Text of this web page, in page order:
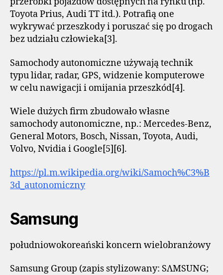
Toyota Prius, Audi TT itd.). Potrafią one
wykrywać przeszkody i poruszać się po drogach
bez udziału człowieka[3].
Samochody autonomiczne używają technik
typu lidar, radar, GPS, widzenie komputerowe
w celu nawigacji i omijania przeszkód[4].
Wiele dużych firm zbudowało własne
samochody autonomiczne, np.: Mercedes-Benz,
General Motors, Bosch, Nissan, Toyota, Audi,
Volvo, Nvidia i Google[5][6].
https://pl.m.wikipedia.org/wiki/Samoch%C3%B
3d_autonomiczny
Samsung
południowokoreański koncern wielobranżowy
Samsung Group (zapis stylizowany: SΛMSUNG;